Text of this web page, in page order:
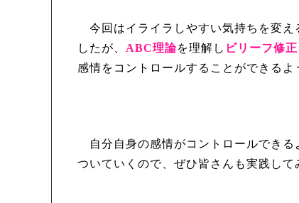
今回はイライラしやすい気持ちを変え
したが、 ABC理論を理解し ビリーフ修正
感情をコントロールすることができるよ
自分自身の感情がコントロールできる
ついていくので、ぜひ皆さんも実践して